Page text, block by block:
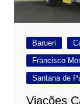
Barueri
Francisco
Santana de
Viações